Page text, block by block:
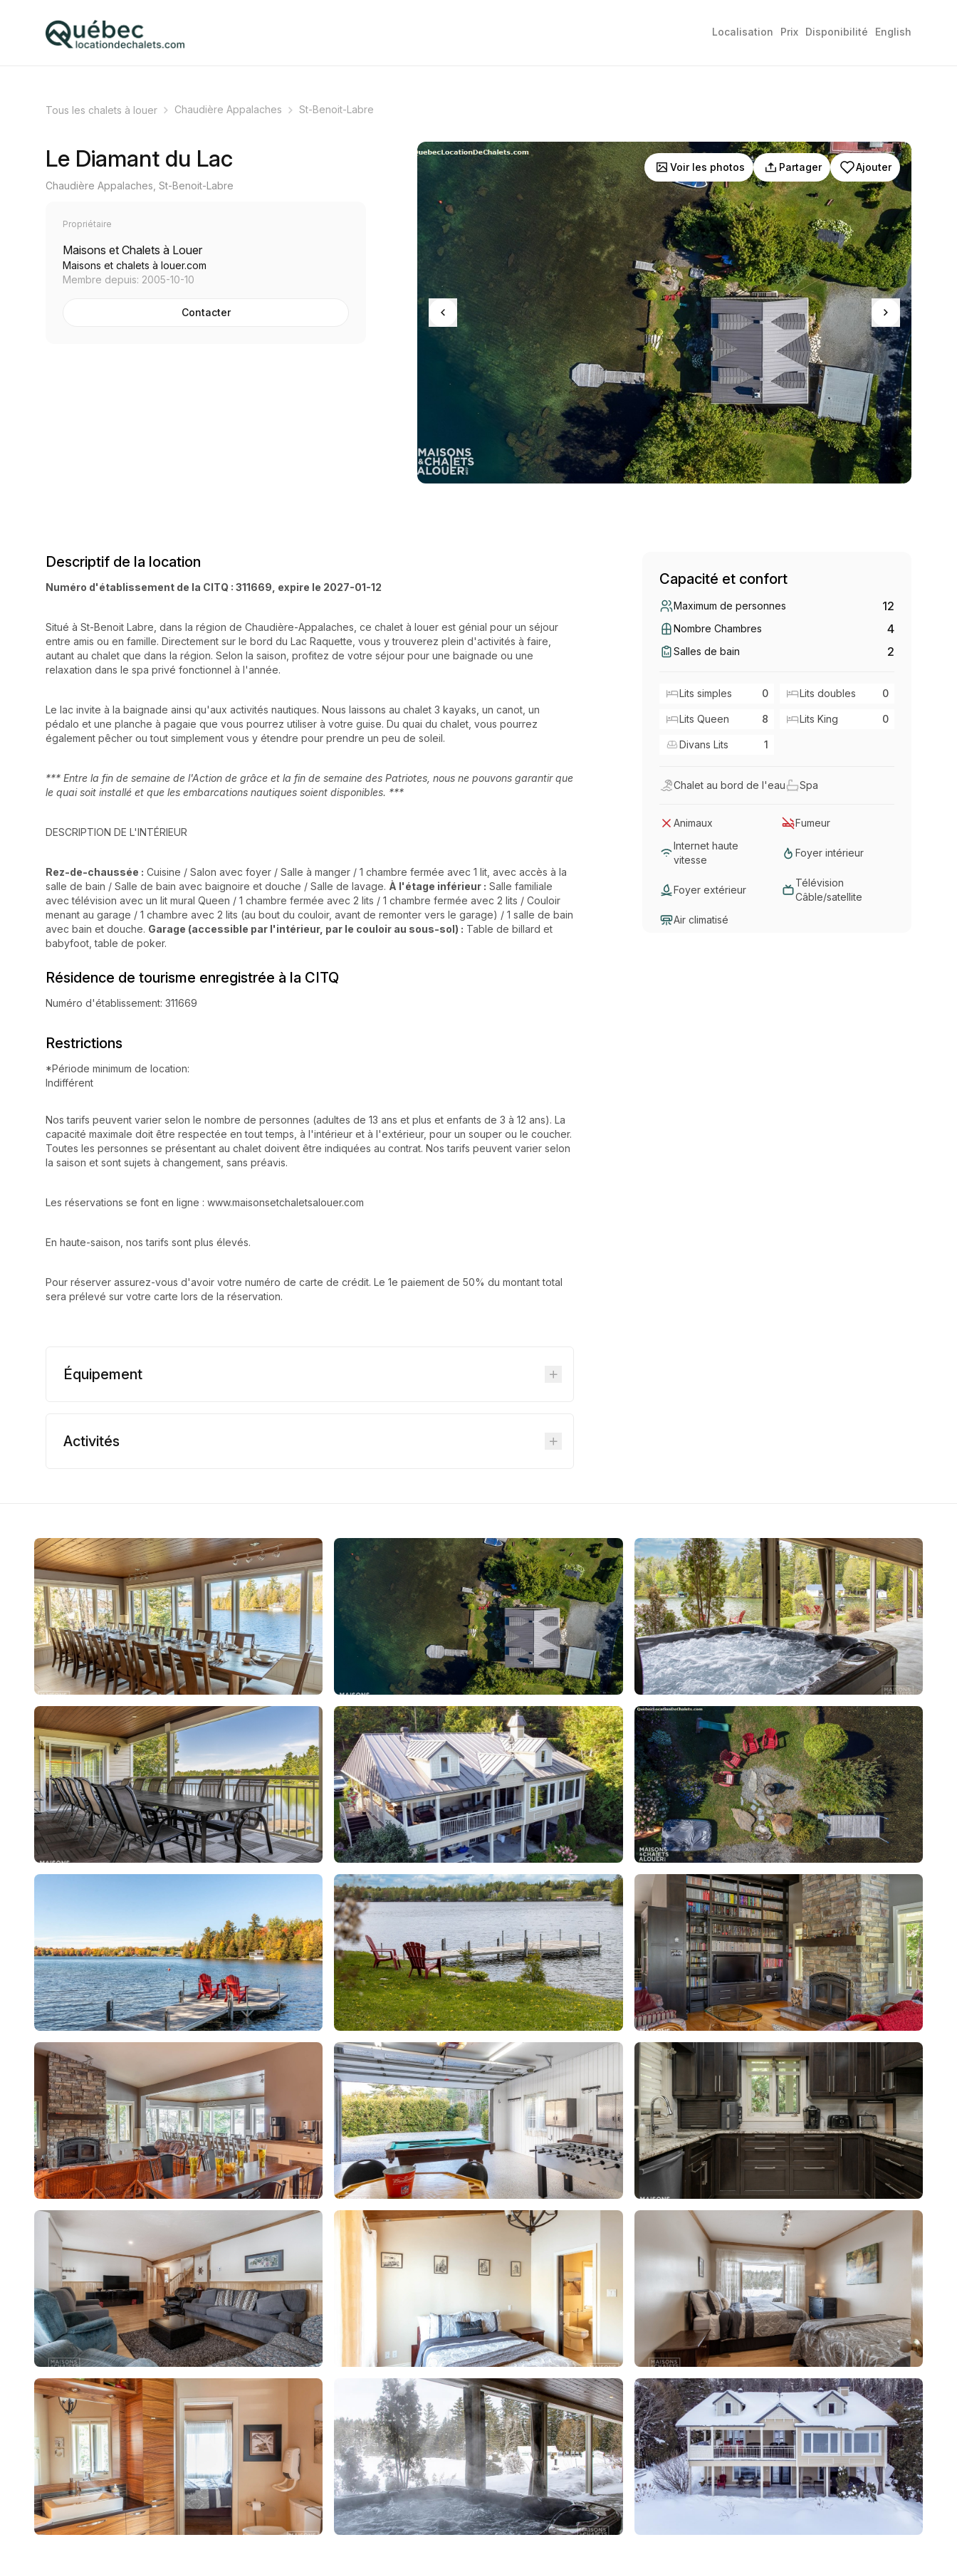
Localisation Prix Disponibilité English
Tous les chalets à louer Chaudière Appalaches St-Benoit-Labre
Le Diamant du Lac
Chaudière Appalaches, St-Benoit-Labre
Propriétaire
Maisons et Chalets à Louer
Maisons et chalets à louer.com
Membre depuis: 2005-10-10
Contacter
Voir les photos Partager Ajouter
Descriptif de la location
Numéro d'établissement de la CITQ : 311669, expire le 2027-01-12
Situé à St-Benoit Labre, dans la région de Chaudière-Appalaches, ce chalet à louer est génial pour un séjour
entre amis ou en famille. Directement sur le bord du Lac Raquette, vous y trouverez plein d'activités à faire,
autant au chalet que dans la région. Selon la saison, profitez de votre séjour pour une baignade ou une
relaxation dans le spa privé fonctionnel à l'année.
Le lac invite à la baignade ainsi qu'aux activités nautiques. Nous laissons au chalet 3 kayaks, un canot, un
pédalo et une planche à pagaie que vous pourrez utiliser à votre guise. Du quai du chalet, vous pourrez
également pêcher ou tout simplement vous y étendre pour prendre un peu de soleil.
*** Entre la fin de semaine de l'Action de grâce et la fin de semaine des Patriotes, nous ne pouvons garantir que
le quai soit installé et que les embarcations nautiques soient disponibles. ***
DESCRIPTION DE L'INTÉRIEUR
Rez-de-chaussée : Cuisine / Salon avec foyer / Salle à manger / 1 chambre fermée avec 1 lit, avec accès à la
salle de bain / Salle de bain avec baignoire et douche / Salle de lavage. À l'étage inférieur : Salle familiale
avec télévision avec un lit mural Queen / 1 chambre fermée avec 2 lits / 1 chambre fermée avec 2 lits / Couloir
menant au garage / 1 chambre avec 2 lits (au bout du couloir, avant de remonter vers le garage) / 1 salle de bain
avec bain et douche. Garage (accessible par l'intérieur, par le couloir au sous-sol) : Table de billard et
babyfoot, table de poker.
Résidence de tourisme enregistrée à la CITQ
Numéro d'établissement: 311669
Restrictions
*Période minimum de location:
Indifférent
Nos tarifs peuvent varier selon le nombre de personnes (adultes de 13 ans et plus et enfants de 3 à 12 ans). La
capacité maximale doit être respectée en tout temps, à l'intérieur et à l'extérieur, pour un souper ou le coucher.
Toutes les personnes se présentant au chalet doivent être indiquées au contrat. Nos tarifs peuvent varier selon
la saison et sont sujets à changement, sans préavis.
Les réservations se font en ligne : www.maisonsetchaletsalouer.com
En haute-saison, nos tarifs sont plus élevés.
Pour réserver assurez-vous d'avoir votre numéro de carte de crédit. Le 1e paiement de 50% du montant total
sera prélevé sur votre carte lors de la réservation.
Équipement
Activités
Capacité et confort
Maximum de personnes 12
Nombre Chambres 4
Salles de bain 2
Lits simples 0 Lits doubles 0
Lits Queen 8 Lits King 0
Divans Lits 1
Chalet au bord de l'eau Spa
Animaux
Fumeur
Internet haute
vitesse
Foyer intérieur
Foyer extérieur
Télévision
Câble/satellite
Air climatisé